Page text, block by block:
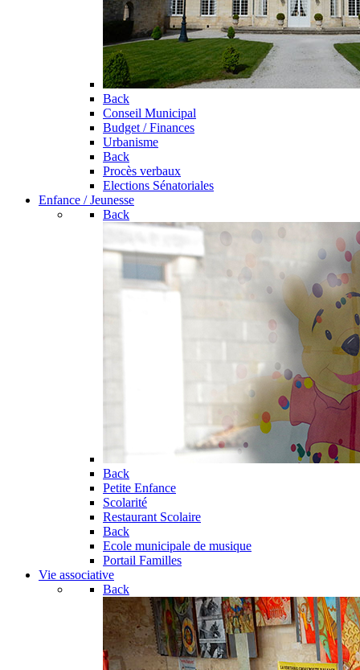
Back
Conseil Municipal
Budget / Finances
Urbanisme
Back
Procès verbaux
Elections Sénatoriales
Enfance / Jeunesse
Back
Back
Petite Enfance
Scolarité
Restaurant Scolaire
Back
Ecole municipale de musique
Portail Familles
Vie associative
Back